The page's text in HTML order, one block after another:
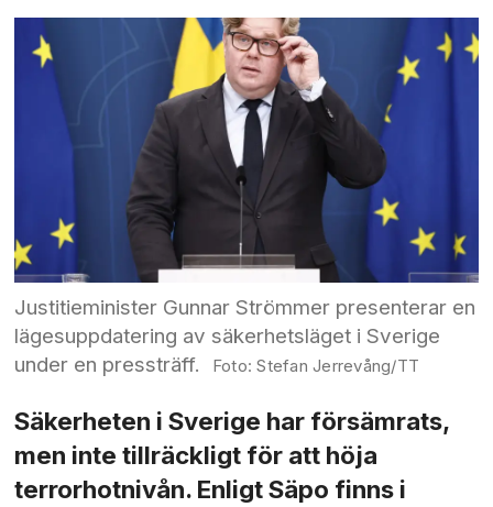
Justitieminister Gunnar Strömmer presenterar en
lägesuppdatering av säkerhetsläget i Sverige
under en pressträff.
Stefan Jerrevång/TT
Säkerheten i Sverige har försämrats,
men inte tillräckligt för att höja
terrorhotnivån. Enligt Säpo finns i